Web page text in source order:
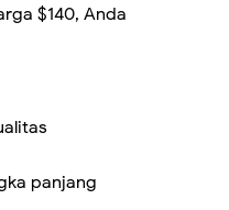
$140, Anda
panjang